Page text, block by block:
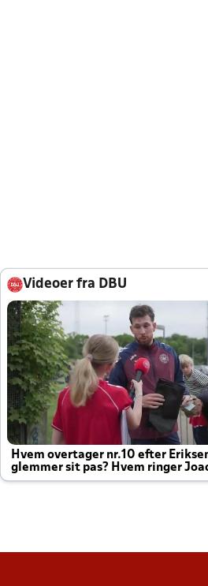
Videoer fra DBU
Hvem overtager nr.10 efter
glemmer sit pas? Hvem ringer
altid til efter kampe?